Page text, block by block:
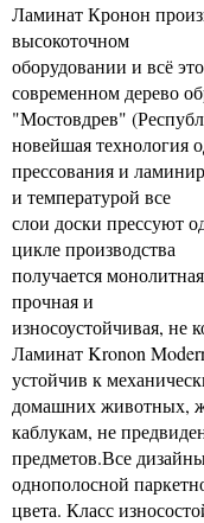
Ламинат Кронон
высокоточном
оборудовании и всё
современном дерево
"Мостовдрев"
новейшая технология
прессования и
и температурой все
слои доски прессуют
цикле производства
получается
прочная и
износоустойчивая, не
Ламинат Kronon
устойчив к
домашних животных,
каблукам, не
предметов.Все
однополосной
цвета. Класс